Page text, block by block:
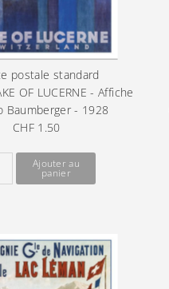
postale standard
OF LUCERNE - Affiche
Baumberger - 1928
Prix
CHF 1.50